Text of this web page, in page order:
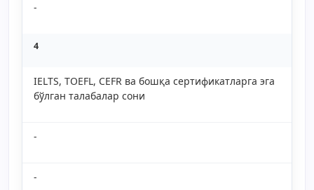
-
4
IELTS, TOEFL, CEFR ва бошқа сертификатларга эга
бўлган талабалар сони
-
-